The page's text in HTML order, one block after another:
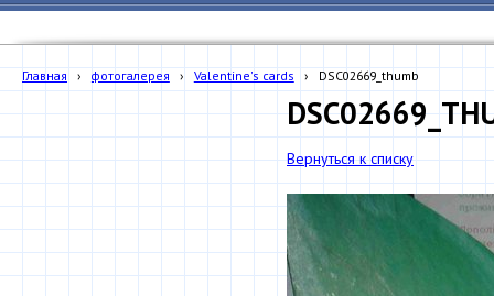
Главная › фотогалерея › Valentine's cards › DSC02669_thumb
Вернуться к списку